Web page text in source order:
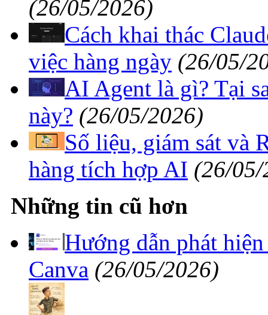
(26/05/2026)
Cách khai thác
việc hàng ngày (26/05/
AI Agent là gì? Tại
này? (26/05/2026)
Số liệu, giám sát và
hàng tích hợp AI (26/
Những tin cũ hơn
Hướng dẫn phát
Canva (26/05/2026)